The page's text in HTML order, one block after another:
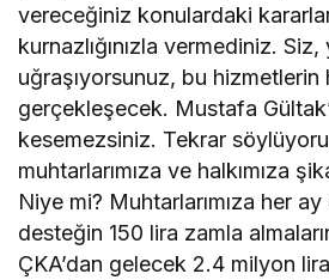
vereceğiniz konulardaki
kurnazlığınızla vermediniz.
uğraşıyorsunuz, bu hizmetlerin
gerçekleşecek. Mustafa
kesemezsiniz. Tekrar
muhtarlarımıza ve halkımıza
Niye mi? Muhtarlarımıza her
desteğin 150 lira zamla
ÇKA’dan gelecek 2.4 milyon